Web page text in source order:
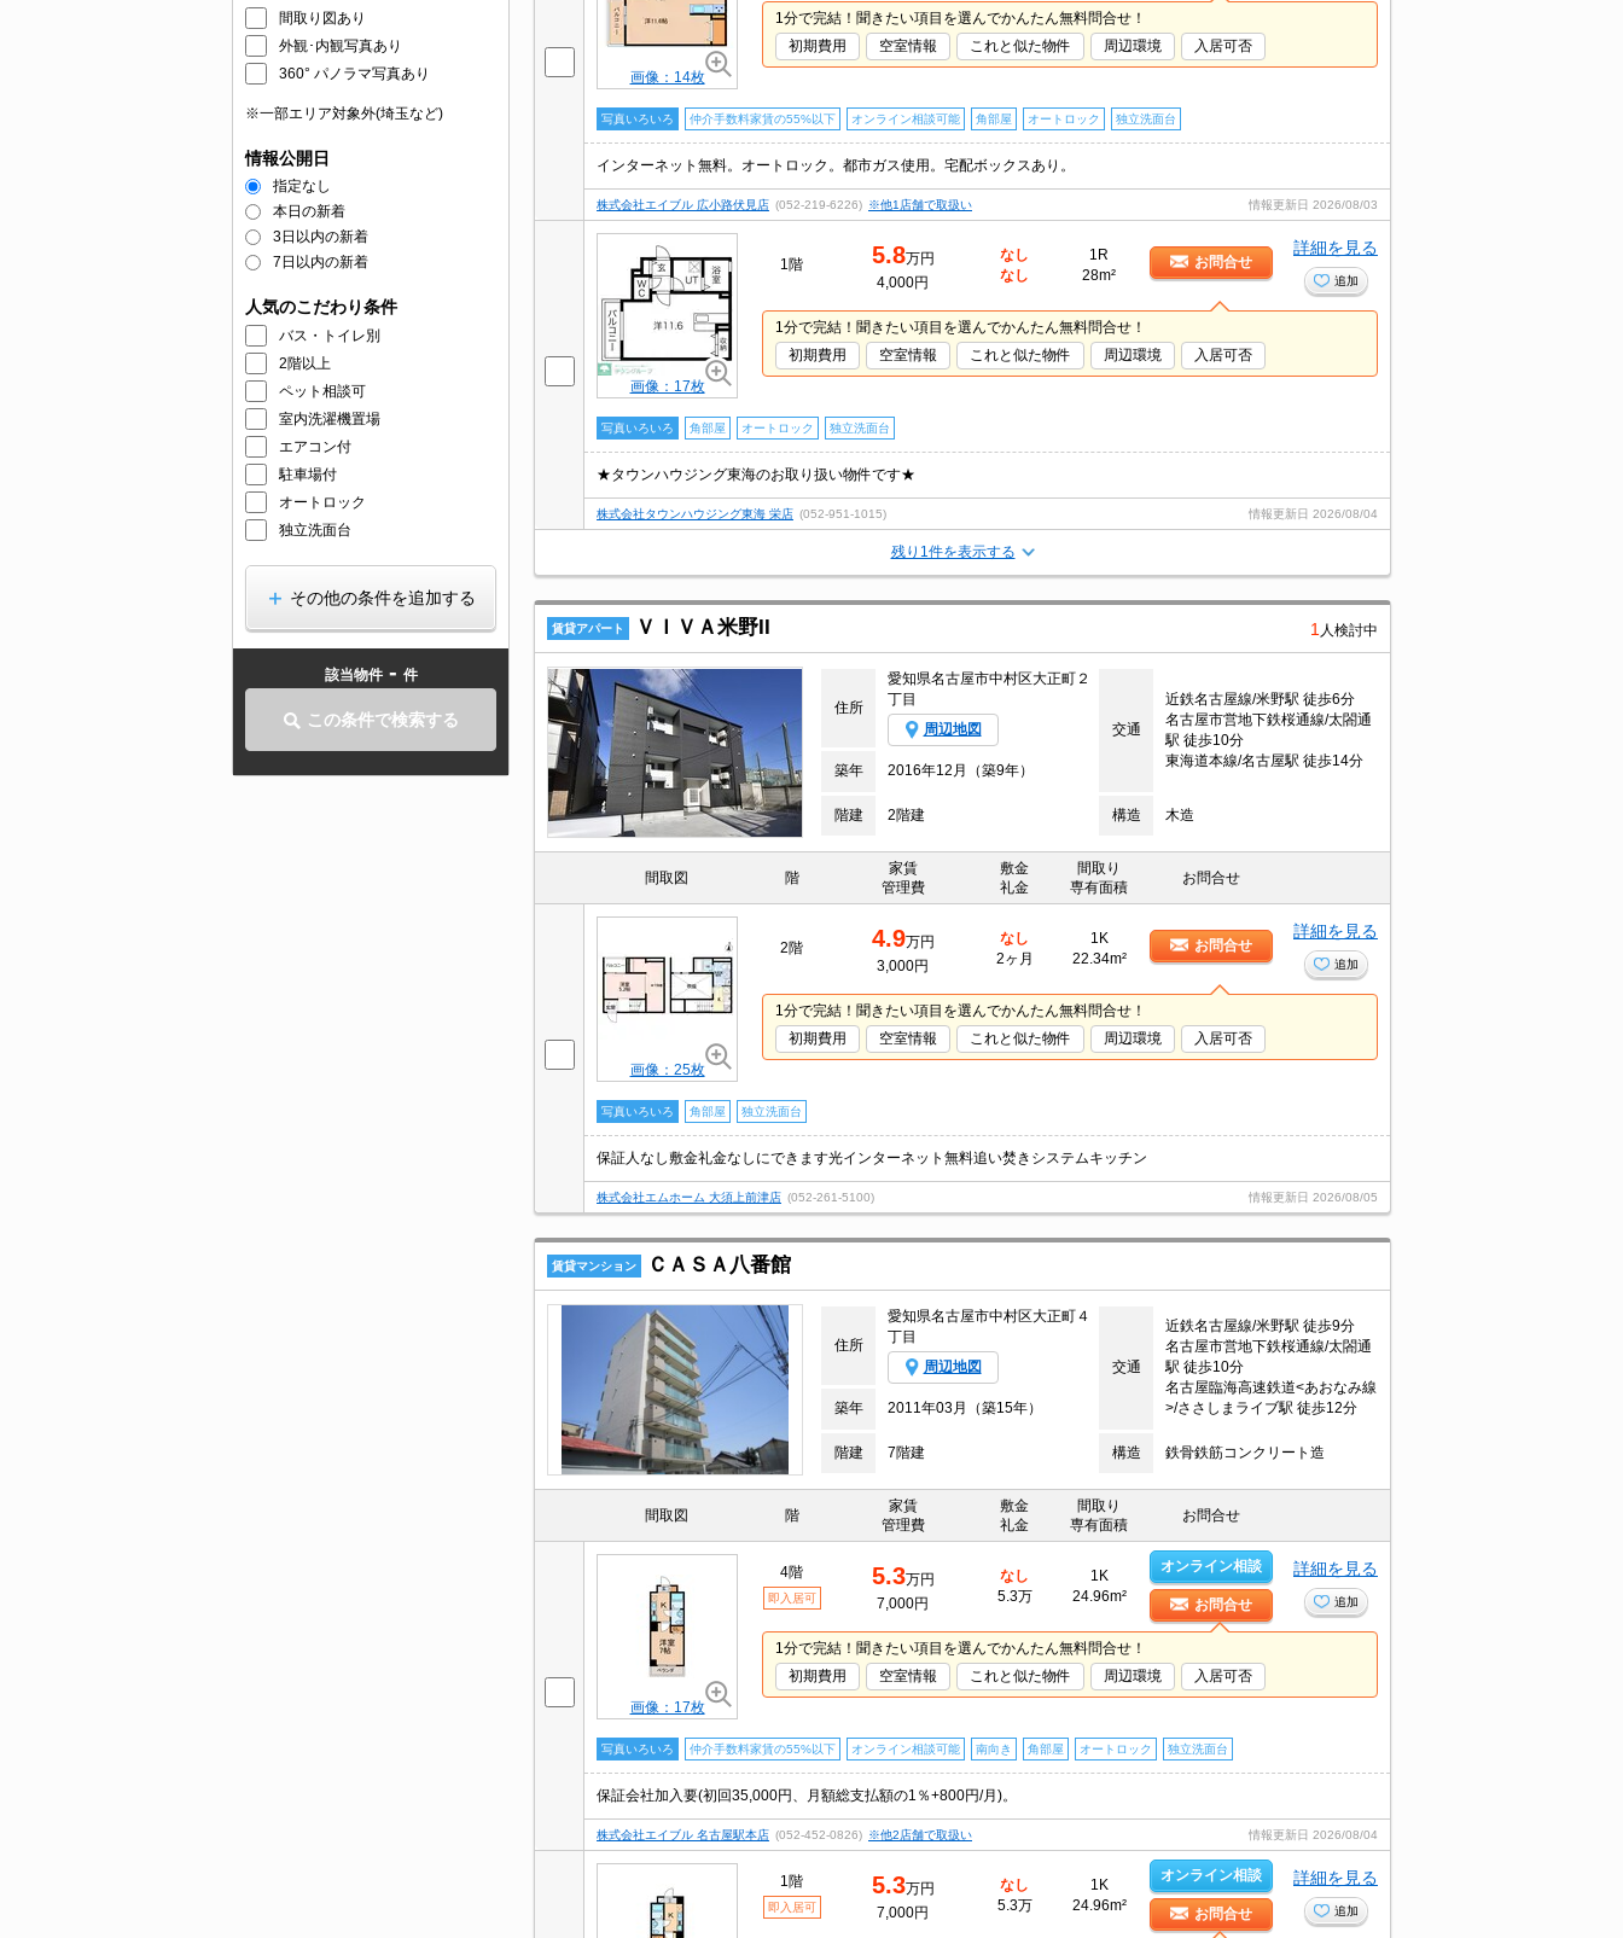
間取り図あり
外観･内観写真あり
360° パノラマ写真あり
※一部エリア対象外(埼玉など)
情報公開日
指定なし
本日の新着
3日以内の新着
7日以内の新着
人気のこだわり条件
バス・トイレ別
2階以上
ペット相談可
室内洗濯機置場
エアコン付
駐車場付
オートロック
独立洗面台
その他の条件を追加する
該当物件 - 件
この条件で検索する
画像：14枚
1分で完結！聞きたい項目を選んでかんたん無料問合せ！
初期費用
空室情報 これと似た物件 周辺環境 入居可否
写真いろいろ 仲介手数料家賃の55%以下 オンライン相談可能 角部屋 オートロック 独立洗面台
インターネット無料。オートロック。都市ガス使用。宅配ボックスあり。
株式会社エイブル 広小路伏見店 (052-219-6226) ※他1店舗で取扱い 情報更新日 2026/08/03
画像：17枚
1階 5.8万円
4,000円
なし
なし
1R
28m²
お問合せ
詳細を見る
追加
1分で完結！聞きたい項目を選んでかんたん無料問合せ！
初期費用
空室情報 これと似た物件 周辺環境 入居可否
写真いろいろ 角部屋 オートロック 独立洗面台
★タウンハウジング東海のお取り扱い物件です★
株式会社タウンハウジング東海 栄店 (052-951-1015) 情報更新日 2026/08/04
残り1件を表示する
賃貸アパート ＶＩＶＡ米野II 1 人検討中
住所
愛知県名古屋市中村区大正町２
丁目
周辺地図 交通
近鉄名古屋線/米野駅 徒歩6分
名古屋市営地下鉄桜通線/太閤通
駅 徒歩10分
東海道本線/名古屋駅 徒歩14分
築年 2016年12月（築9年）
階建 2階建 構造 木造
間取図 階
家賃
管理費
敷金
礼金
間取り
専有面積
お問合せ
画像：25枚
2階 4.9万円
3,000円
なし
2ヶ月
1K
22.34m²
お問合せ
詳細を見る
追加
1分で完結！聞きたい項目を選んでかんたん無料問合せ！
初期費用
空室情報 これと似た物件 周辺環境 入居可否
写真いろいろ 角部屋 独立洗面台
保証人なし敷金礼金なしにできます光インターネット無料追い焚きシステムキッチン
株式会社エムホーム 大須上前津店 (052-261-5100) 情報更新日 2026/08/05
賃貸マンション ＣＡＳＡ八番館
住所
愛知県名古屋市中村区大正町４
丁目
周辺地図 交通
近鉄名古屋線/米野駅 徒歩9分
名古屋市営地下鉄桜通線/太閤通
駅 徒歩10分
名古屋臨海高速鉄道<あおなみ線
>/ささしまライブ駅 徒歩12分
築年 2011年03月（築15年）
階建 7階建 構造 鉄骨鉄筋コンクリート造
間取図 階
家賃
管理費
敷金
礼金
間取り
専有面積
お問合せ
画像：17枚
4階
即入居可
5.3万円
7,000円
なし
5.3万
1K
24.96m²
オンライン相談
お問合せ
詳細を見る
追加
1分で完結！聞きたい項目を選んでかんたん無料問合せ！
初期費用
空室情報 これと似た物件 周辺環境 入居可否
写真いろいろ 仲介手数料家賃の55%以下 オンライン相談可能 南向き 角部屋 オートロック 独立洗面台
保証会社加入要(初回35,000円、月額総支払額の1％+800円/月)。
株式会社エイブル 名古屋駅本店 (052-452-0826) ※他2店舗で取扱い 情報更新日 2026/08/04
1階
即入居可
5.3万円
7,000円
なし
5.3万
1K
24.96m²
オンライン相談
お問合せ
詳細を見る
追加